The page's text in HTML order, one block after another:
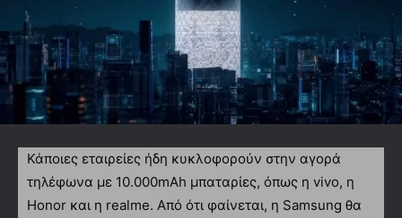
Κάποιες εταιρείες ήδη κυκλοφορούν στην αγορά
τηλέφωνα με 10.000mAh μπαταρίες, όπως η vivo, η
Honor και η realme. Από ότι φαίνεται, η Samsung θα